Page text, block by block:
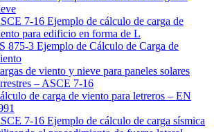
7-16 Ejemplo de cálculo de carga de
para edificio en forma de L
875-3 Ejemplo de Cálculo de Carga de
de viento y nieve para paneles solares
– ASCE 7-16
de carga de viento para letreros – EN
7-16 Ejemplo de cálculo de carga sísmica